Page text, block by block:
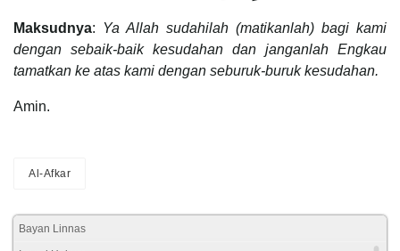
Maksudnya: Ya Allah sudahilah (matikanlah) bagi kami
dengan sebaik-baik kesudahan dan janganlah Engkau
tamatkan ke atas kami dengan seburuk-buruk kesudahan.
Amin.
Al-Afkar
Bayan Linnas